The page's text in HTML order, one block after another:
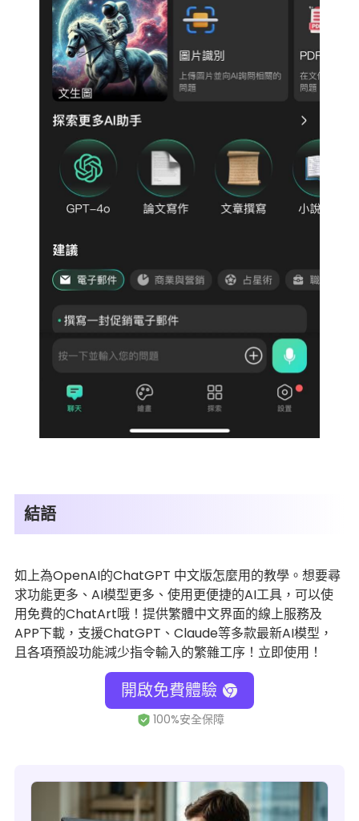
結語
如上為OpenAI的ChatGPT 中文版怎麼用的教學。想要尋
求功能更多、AI模型更多、使用更便捷的AI工具，可以使
用免費的ChatArt哦！提供繁體中文界面的線上服務及
APP下載，支援ChatGPT、Claude等多款最新AI模型，
且各項預設功能減少指令輸入的繁雜工序！立即使用！
開啟免費體驗